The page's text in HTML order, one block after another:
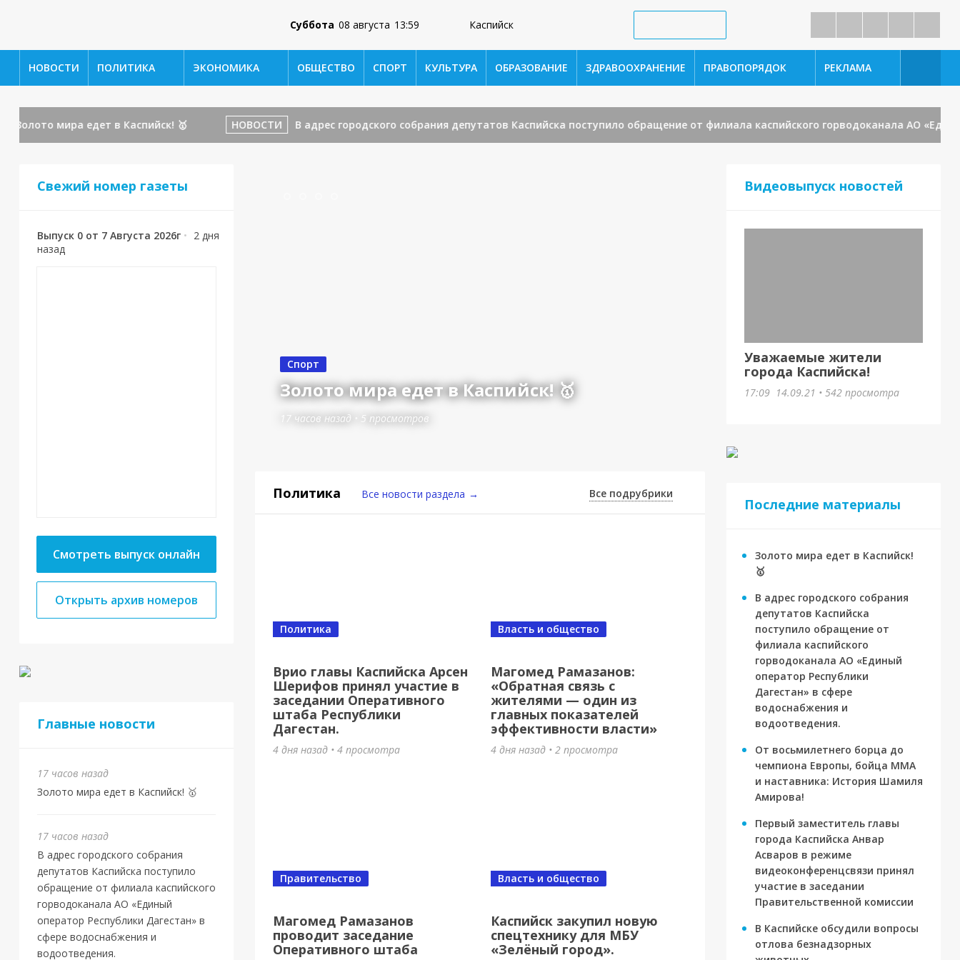
Суббота 08 августа 13:59 Каспийск
НОВОСТИ ПОЛИТИКА ЭКОНОМИКА ОБЩЕСТВО СПОРТ КУЛЬТУРА ОБРАЗОВАНИЕ ЗДРАВООХРАНЕНИЕ ПРАВОПОРЯДОК РЕКЛАМА
мира едет в Каспийск! 🥇 НОВОСТИ В адрес городского собрания депутатов Каспийска поступило обращение от филиала каспийского горводоканала АО «Единый
Свежий номер газеты
Выпуск 0 от 7 Августа 2026г • 2 дня
назад
Смотреть выпуск онлайн
Открыть архив номеров
Главные новости
17 часов назад
Золото мира едет в Каспийск! 🥇
17 часов назад
В адрес городского собрания
депутатов Каспийска поступило
обращение от филиала каспийского
горводоканала АО «Единый
оператор Республики Дагестан» в
сфере водоснабжения и
водоотведения.
Спорт
Золото мира едет в Каспийск! 🥇
17 часов назад 5 просмотров
От восьмилетнего борца до чемпиона
Шамиля Амирова!
17 часов назад•6 просмотров
Магомед Рамазанов вручил ключи от
новой квартиры ветерану Великой
Политика Все новости раздела → Все подрубрики
Врио главы Каспийска Арсен
Шерифов принял участие в
заседании Оперативного
штаба Республики
Дагестан.
Политика
4 дня назад • 4 просмотра
Магомед Рамазанов:
«Обратная связь с
жителями — один из
главных показателей
эффективности власти»
Власть и общество
4 дня назад • 2 просмотра
Магомед Рамазанов
проводит заседание
Оперативного штаба
Правительство
Каспийск закупил новую
спецтехнику для МБУ
«Зелёный город».
Власть и общество
Видеовыпуск новостей
Уважаемые жители
города Каспийска!
17:09 14.09.21 • 542 просмотра
Последние материалы
Золото мира едет в Каспийск!
🥇
В адрес городского собрания
депутатов Каспийска
поступило обращение от
филиала каспийского
горводоканала АО «Единый
оператор Республики
Дагестан» в сфере
водоснабжения и
водоотведения.
От восьмилетнего борца до
чемпиона Европы, бойца ММА
и наставника: История Шамиля
Амирова!
Первый заместитель главы
города Каспийска Анвар
Асваров в режиме
видеоконференцсвязи принял
участие в заседании
Правительственной комиссии
В Каспийске обсудили вопросы
отлова безнадзорных